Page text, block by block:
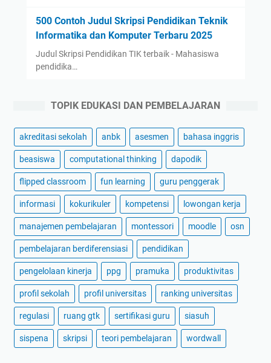
500 Contoh Judul Skripsi Pendidikan Teknik
Informatika dan Komputer Terbaru 2025
Judul Skripsi Pendidikan TIK terbaik - Mahasiswa
pendidika…
TOPIK EDUKASI DAN PEMBELAJARAN
akreditasi sekolah anbk asesmen bahasa inggris
beasiswa computational thinking dapodik
flipped classroom fun learning guru penggerak
informasi kokurikuler kompetensi lowongan kerja
manajemen pembelajaran montessori moodle osn
pembelajaran berdiferensiasi pendidikan
pengelolaan kinerja ppg pramuka produktivitas
profil sekolah profil universitas ranking universitas
regulasi ruang gtk sertifikasi guru siasuh
sispena skripsi teori pembelajaran wordwall